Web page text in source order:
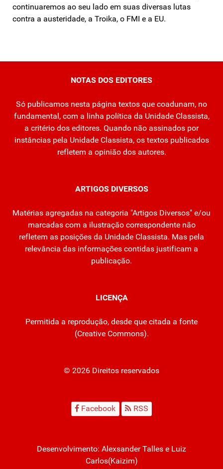
continuaremos ao seu lado em suas diversas lutas
contra a austeridade, a Troika, o FMI e a EU.
NOTAS DOS EDITORES
Só publicamos nesta página textos que coadunam, no
fundamental, com a linha política da Unidade Classista,
a critério dos editores. Quando não assinados por
instâncias pela Unidade Classista, os textos publicados
refletem a opinião dos autores.
ARTIGOS DIVERSOS
Matérias agregadas na categoria "Artigos Diversos" e/ou
marcadas com a ilustração correspondente não
refletem as posições da Unidade Classista. Mas pela
relevância das informações contidas justificam a
publicação.
LICENÇA
Permitida a reprodução, desde que citada a fonte
(Creative Commons).
© 2026 Direitos reservados
Facebook RSS
Desenvolvimento: Alexsander Talles e Luiz
Carlos(Kaizim)